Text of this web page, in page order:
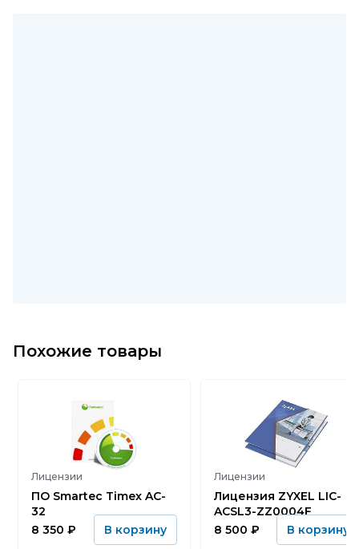
Похожие товары
Лицензии
ПО Smartec Timex AC-
32
8 350 ₽ В корзину
Лицензии
Лицензия ZYXEL LIC-
ACSL3-ZZ0004F
8 500 ₽ В корзину